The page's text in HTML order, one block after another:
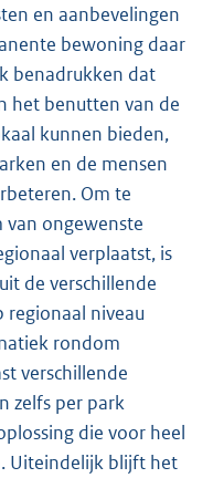
en aanbevelingen
bewoning daar
benadrukken dat
het benutten van de
kunnen bieden,
en de mensen
Om te
ongewenste
verplaatst, is
de verschillende
regionaal niveau
rondom
verschillende
zelfs per park
die voor heel
Uiteindelijk blijft het